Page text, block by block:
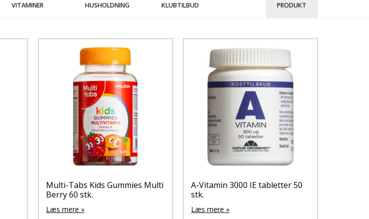
VITAMINER
HUSHOLDNING
KLUBTILBUD
PRODUKT
Multi-Tabs Kids Gummies Multi
Berry 60 stk.
Læs mere »
A-Vitamin 3000 IE tabletter 50
stk.
Læs mere »